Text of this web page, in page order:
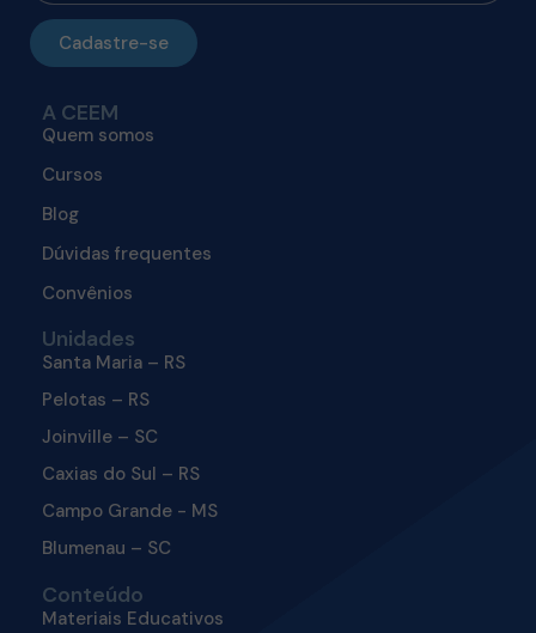
Cadastre-se
A CEEM
Quem somos
Cursos
Blog
Dúvidas frequentes
Convênios
Unidades
Santa Maria – RS
Pelotas – RS
Joinville – SC
Caxias do Sul – RS
Campo Grande - MS
Blumenau – SC
Conteúdo
Materiais Educativos